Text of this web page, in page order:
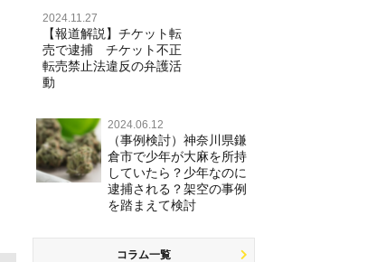
2024.11.27
【報道解説】チケット転
売で逮捕 チケット不正
転売禁止法違反の弁護活
動
2024.06.12
（事例検討）神奈川県鎌
倉市で少年が大麻を所持
していたら？少年なのに
逮捕される？架空の事例
を踏まえて検討
コラム一覧